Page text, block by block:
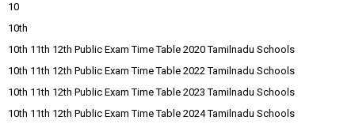
10
10th
10th 11th 12th Public Exam Time Table 2020 Tamilnadu Schools
10th 11th 12th Public Exam Time Table 2022 Tamilnadu Schools
10th 11th 12th Public Exam Time Table 2023 Tamilnadu Schools
10th 11th 12th Public Exam Time Table 2024 Tamilnadu Schools